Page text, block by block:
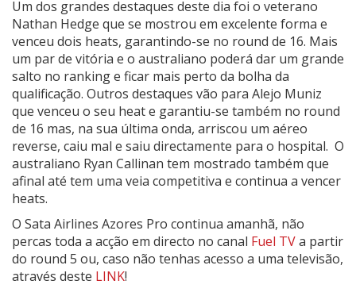
Um dos grandes destaques deste dia foi o veterano
Nathan Hedge que se mostrou em excelente forma e
venceu dois heats, garantindo-se no round de 16. Mais
um par de vitória e o australiano poderá dar um grande
salto no ranking e ficar mais perto da bolha da
qualificação. Outros destaques vão para Alejo Muniz
que venceu o seu heat e garantiu-se também no round
de 16 mas, na sua última onda, arriscou um aéreo
reverse, caiu mal e saiu directamente para o hospital. O
australiano Ryan Callinan tem mostrado também que
afinal até tem uma veia competitiva e continua a vencer
heats.
O Sata Airlines Azores Pro continua amanhã, não
percas toda a acção em directo no canal Fuel TVa partir
do round 5 ou, caso não tenhas acesso a uma televisão,
através deste LINK!